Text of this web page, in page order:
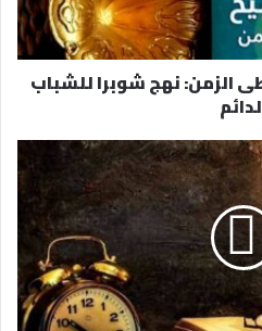
الزمن: نهج شوبرا للشباب